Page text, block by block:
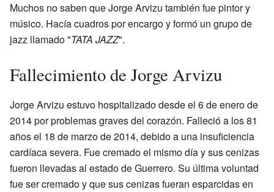
Muchos no saben que Jorge Arvizu también fue pintor y
músico. Hacía cuadros por encargo y formó un grupo de
jazz llamado "TATA JAZZ".
Fallecimiento de Jorge Arvizu
Jorge Arvizu estuvo hospitalizado desde el 6 de enero de
2014 por problemas graves del corazón. Falleció a los 81
años el 18 de marzo de 2014, debido a una insuficiencia
cardíaca severa. Fue cremado el mismo día y sus cenizas
fueron llevadas al estado de Guerrero. Su última voluntad
fue ser cremado y que sus cenizas fueran esparcidas en